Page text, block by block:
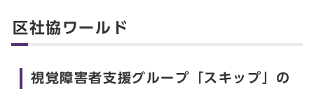
区社協ワールド
視覚障害者支援グループ「スキップ」の